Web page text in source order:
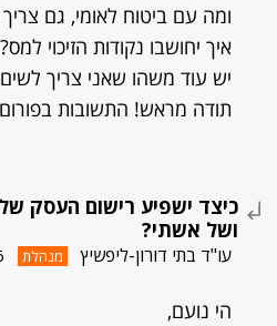
ומה עם ביטוח לאומי, גם
איך יחושבו נקודות הזיכוי למס?
יש עוד משהו שאני צריך
תודה מראש! התשובות בפורום
כיצד ישפיע רישום העסק
ושל אשתי?
עו"ד בתי דורון-ליפשיץ מנהלת
הי נועם,